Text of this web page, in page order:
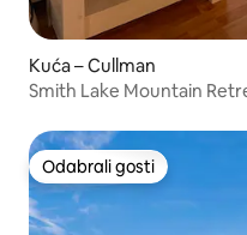
Kuća – Cullman
Smith Lake Mountain
Odabrali gosti
Odabrali gosti